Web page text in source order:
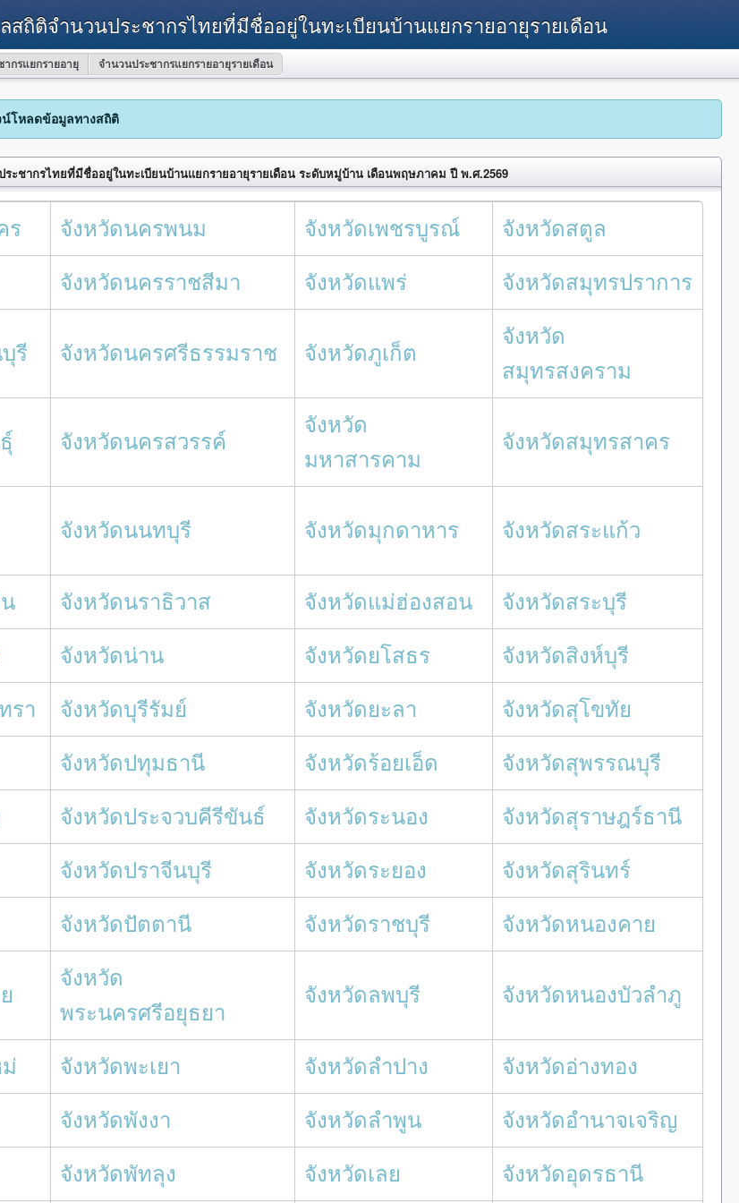
สถิติจำนวนประชากรไทยที่มีชื่ออยู่ในทะเบียนบ้านแยกรายอายุรายเดือน
กรแยกรายอายุ จำนวนประชากรแยกรายอายุรายเดือน
โหลดข้อมูลทางสถิติ
ะชากรไทยที่มีชื่ออยู่ในทะเบียนบ้านแยกรายอายุรายเดือน ระดับหมู่บ้าน เดือนพฤษภาคม ปี พ.ศ.2569
ร จังหวัดนครพนม จังหวัดเพชรบูรณ์
จังหวัดสตูล
จังหวัดนครราชสีมา จังหวัดแพร่ จังหวัดสมุทรปราการ
รี จังหวัดนครศรีธรรมราช จังหวัดภูเก็ต
จังหวัด
สมุทรสงคราม
จังหวัดนครสวรรค์
จังหวัด
มหาสารคาม
จังหวัดสมุทรสาคร
จังหวัดนนทบุรี จังหวัดมุกดาหาร จังหวัดสระแก้ว
จังหวัดนราธิวาส จังหวัดแม่ฮ่องสอน
จังหวัดสระบุรี
จังหวัดน่าน จังหวัดยโสธร
จังหวัดสิงห์บุรี
รา
จังหวัดบุรีรัมย์ จังหวัดยะลา
จังหวัดสุโขทัย
จังหวัดปทุมธานี จังหวัดร้อยเอ็ด
จังหวัดสุพรรณบุรี
จังหวัดประจวบคีรีขันธ์ จังหวัดระนอง
จังหวัดสุราษฎร์ธานี
จังหวัดปราจีนบุรี จังหวัดระยอง
จังหวัดสุรินทร์
จังหวัดปัตตานี จังหวัดราชบุรี จังหวัดหนองคาย
จังหวัด
พระนครศรีอยุธยา
จังหวัดลพบุรี จังหวัดหนองบัวลำภู
จังหวัดพะเยา จังหวัดลำปาง
จังหวัดอ่างทอง
จังหวัดพังงา จังหวัดลำพูน
จังหวัดอำนาจเจริญ
จังหวัดพัทลุง จังหวัดเลย จังหวัดอุดรธานี